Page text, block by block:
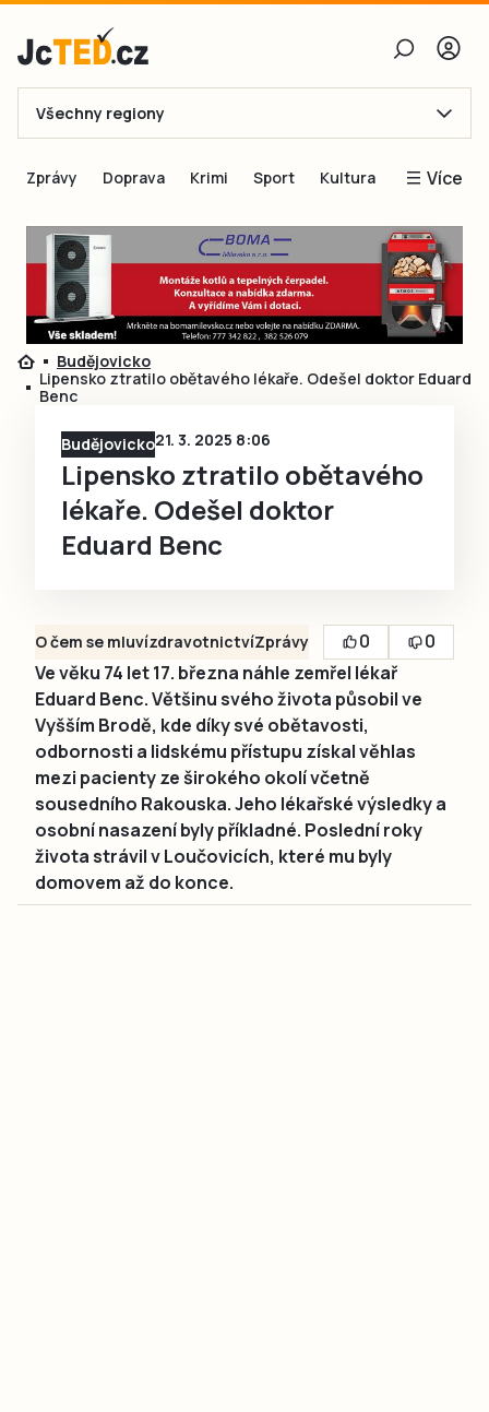
E-mail
Obnovit heslo
Přihlásit se
Přihlásit se přes Facebook
Všechny regiony
Zprávy Doprava Krimi Sport Kultura Více
Blogy
Inspirace
Čtenáři píší
Speciální přílohy
Budějovicko
Lipensko ztratilo obětavého lékaře. Odešel doktor Eduard
Benc
Budějovicko21. 3. 2025 8:06
Lipensko ztratilo obětavého
lékaře. Odešel doktor
Eduard Benc
O čem se mluvízdravotnictvíZprávy 0
0
Ve věku 74 let 17. března náhle zemřel lékař
Eduard Benc. Většinu svého života působil ve
Vyšším Brodě, kde díky své obětavosti,
odbornosti a lidskému přístupu získal věhlas
mezi pacienty ze širokého okolí včetně
sousedního Rakouska. Jeho lékařské výsledky a
osobní nasazení byly příkladné. Poslední roky
života strávil v Loučovicích, které mu byly
domovem až do konce.